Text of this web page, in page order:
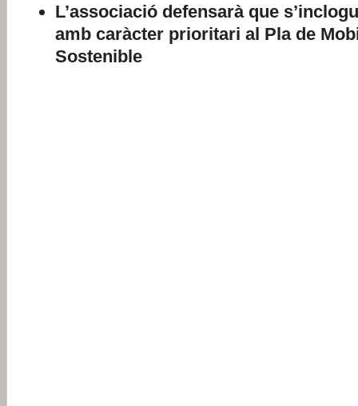
L’associació defensarà que
amb caràcter prioritari al Pla de
Sostenible